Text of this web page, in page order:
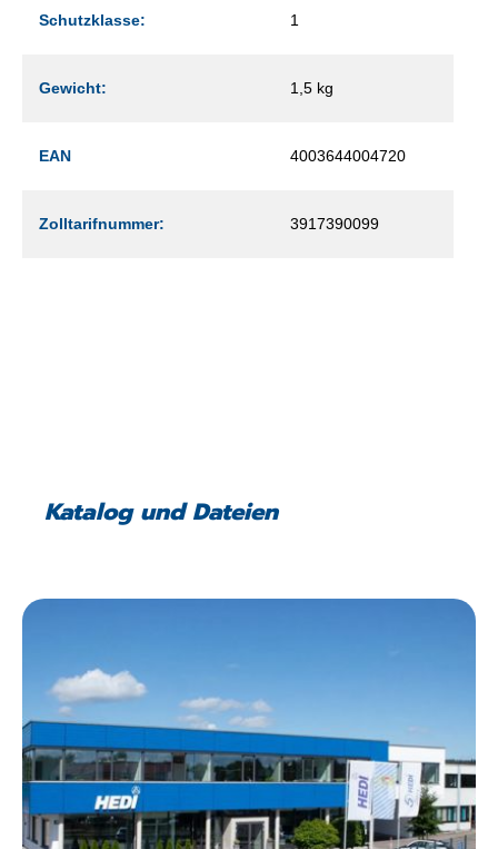
Schutzklasse: 1
Gewicht: 1,5 kg
EAN 4003644004720
Zolltarifnummer: 3917390099
Katalog und Dateien